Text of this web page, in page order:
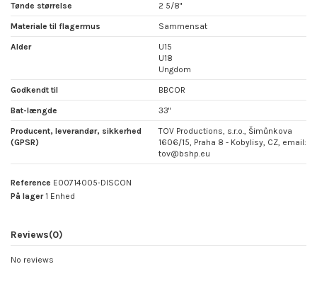
Tønde størrelse 2 5/8"
Materiale til flagermus Sammensat
Alder
U15
U18
Ungdom
Godkendt til BBCOR
Bat-længde 33"
Producent, leverandør, sikkerhed
(GPSR)
TOV Productions, s.r.o., Šimůnkova
1606/15, Praha 8 - Kobylisy, CZ, email:
tov@bshp.eu
Reference E00714005-DISCON
På lager 1 Enhed
Reviews(0)
No reviews